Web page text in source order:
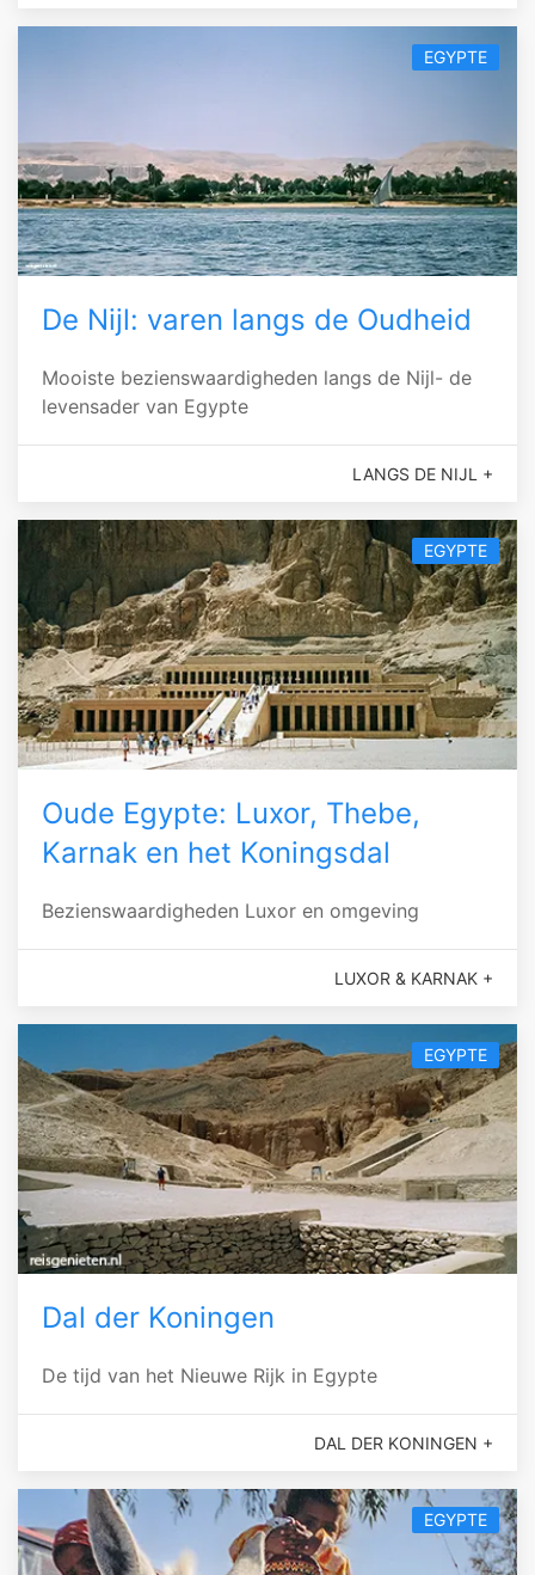
EGYPTE
De Nijl: varen langs de Oudheid
Mooiste bezienswaardigheden langs de Nijl- de
levensader van Egypte
LANGS DE NIJL +
EGYPTE
Oude Egypte: Luxor, Thebe,
Karnak en het Koningsdal
Bezienswaardigheden Luxor en omgeving
LUXOR & KARNAK +
EGYPTE
Dal der Koningen
De tijd van het Nieuwe Rijk in Egypte
DAL DER KONINGEN +
EGYPTE